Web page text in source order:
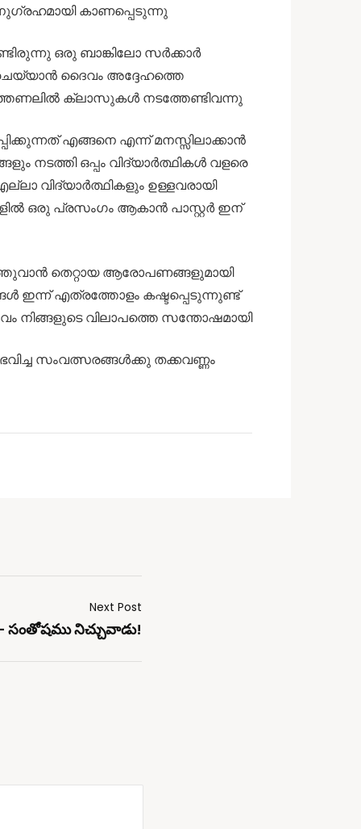
കാണപ്പെടുന്നു
ഒരു ബാങ്കിലോ സർക്കാർ
ദൈവം അദ്ദേഹത്തെ
ക്ലാസുകൾ നടത്തേണ്ടിവന്നു
എങ്ങനെ എന്ന് മനസ്സിലാക്കാൻ
നടത്തി ഒപ്പം വിദ്യാർത്ഥികൾ വളരെ
വിദ്യാർത്ഥികളും ഉള്ളവരായി
ഒരു പ്രസംഗം ആകാൻ പാസ്റ്റർ ഇന്
തെറ്റായ ആരോപണങ്ങളുമായി
ഇന്ന് എത്രത്തോളം കഷ്ടപ്പെടുന്നുണ്ട്
നിങ്ങളുടെ വിലാപത്തെ സന്തോഷമായി
സംവത്സരങ്ങൾക്കു തക്കവണ്ണം
Next Post
సంతోషము నిచ్చువాడు!